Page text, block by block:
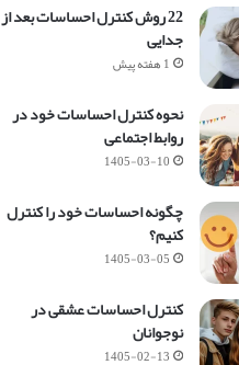
22 روش کنترل احساسات بعد از
جدایی
1 هفته پیش
نحوه کنترل احساسات خود در
روابط اجتماعی
1405-03-10
چگونه احساسات خود را کنترل
کنیم؟
1405-03-05
کنترل احساسات عشقی در
نوجوانان
1405-02-13